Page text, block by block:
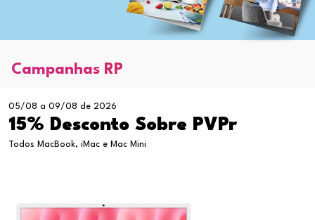
Campanhas RP
05/08 a 09/08 de 2026
15% Desconto Sobre PVPr
Todos MacBook, iMac e Mac Mini